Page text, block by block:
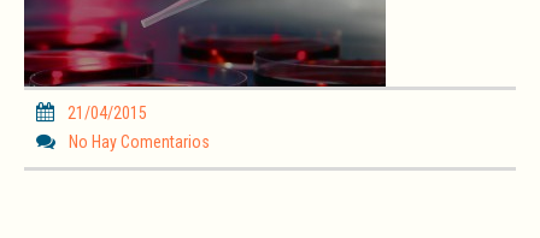
21/04/2015
No Hay Comentarios